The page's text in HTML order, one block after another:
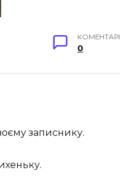
КОМЕНТАРІ
0
записнику.